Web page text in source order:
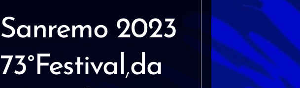
Sanremo 2023
73°Festival,da